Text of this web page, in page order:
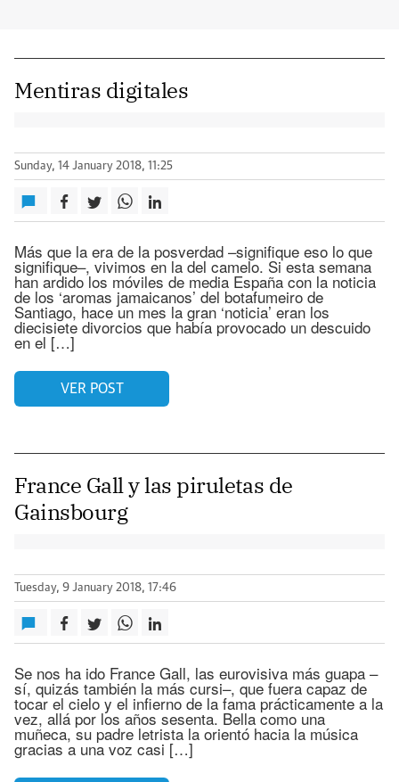
Mentiras digitales
Sunday, 14 January 2018, 11:25
Más que la era de la posverdad –signifique eso lo que
signifique–, vivimos en la del camelo. Si esta semana
han ardido los móviles de media España con la noticia
de los ‘aromas jamaicanos’ del botafumeiro de
Santiago, hace un mes la gran ‘noticia’ eran los
diecisiete divorcios que había provocado un descuido
en el […]
VER POST
France Gall y las piruletas de
Gainsbourg
Tuesday, 9 January 2018, 17:46
Se nos ha ido France Gall, las eurovisiva más guapa –
sí, quizás también la más cursi–, que fuera capaz de
tocar el cielo y el infierno de la fama prácticamente a la
vez, allá por los años sesenta. Bella como una
muñeca, su padre letrista la orientó hacia la música
gracias a una voz casi […]